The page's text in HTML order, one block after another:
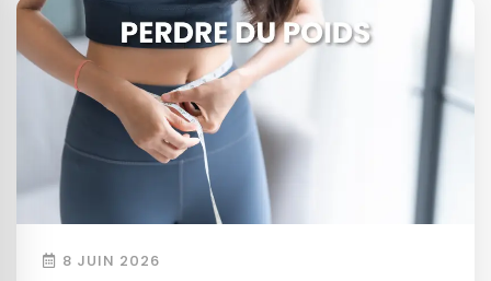
8 JUIN 2026